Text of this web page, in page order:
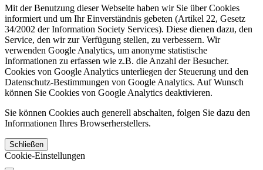
Mit der Benutzung dieser Webseite haben wir Sie über Cookies
informiert und um Ihr Einverständnis gebeten (Artikel 22, Gesetz
34/2002 der Information Society Services). Diese dienen dazu, den
Service, den wir zur Verfügung stellen, zu verbessern. Wir
verwenden Google Analytics, um anonyme statistische
Informationen zu erfassen wie z.B. die Anzahl der Besucher.
Cookies von Google Analytics unterliegen der Steuerung und den
Datenschutz-Bestimmungen von Google Analytics. Auf Wunsch
können Sie Cookies von Google Analytics deaktivieren.
Sie können Cookies auch generell abschalten, folgen Sie dazu den
Informationen Ihres Browserherstellers.
Schließen
Cookie-Einstellungen